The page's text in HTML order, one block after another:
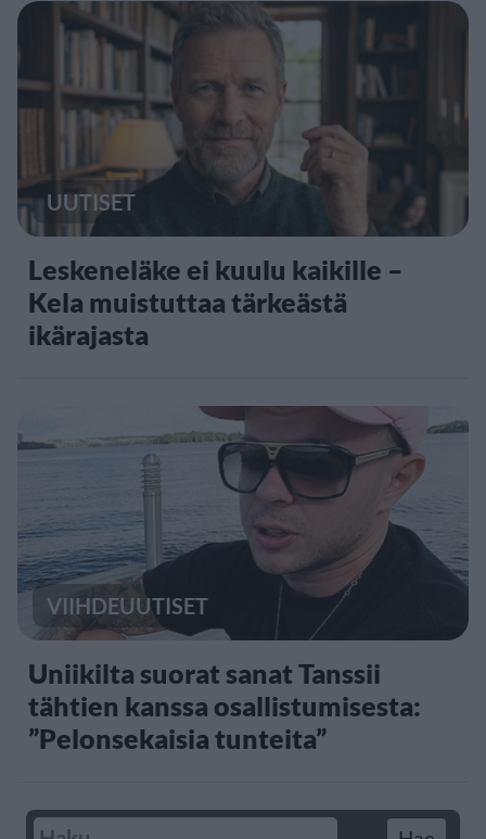
UUTISET
Leskeneläke ei kuulu kaikille –
Kela muistuttaa tärkeästä
ikärajasta
VIIHDEUUTISET
Uniikilta suorat sanat Tanssii
tähtien kanssa osallistumisesta:
”Pelonsekaisia tunteita”